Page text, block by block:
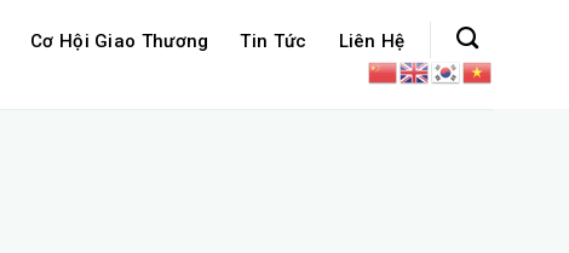
Cơ Hội Giao Thương Tin Tức Liên Hệ